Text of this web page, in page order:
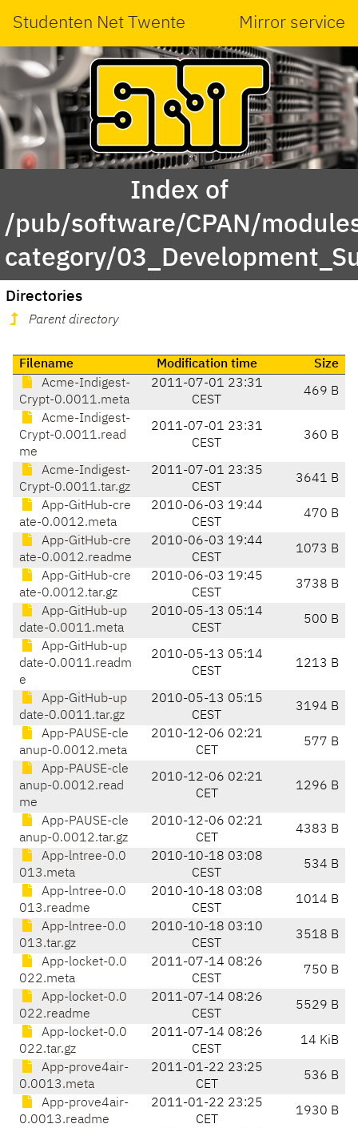
Studenten Net Twente Mirror service
Index of
/pub/software/CPAN/
category/
Directories
Parent directory
Filename Modification time
Size
Acme-Indigest-
Crypt-0.0011.meta
2011-07-01 23:31
CEST
469 B
Acme-Indigest-
Crypt-0.0011.read
me
2011-07-01 23:31
CEST
360 B
Acme-Indigest-
Crypt-0.0011.tar.gz
2011-07-01 23:35
CEST
3641 B
App-GitHub-cre
ate-0.0012.meta
2010-06-03 19:44
CEST
470 B
App-GitHub-cre
ate-0.0012.readme
2010-06-03 19:44
CEST
1073 B
App-GitHub-cre
ate-0.0012.tar.gz
2010-06-03 19:45
CEST
3738 B
App-GitHub-up
date-0.0011.meta
2010-05-13 05:14
CEST
500 B
App-GitHub-up
date-0.0011.readm
e
2010-05-13 05:14
CEST
1213 B
App-GitHub-up
date-0.0011.tar.gz
2010-05-13 05:15
CEST
3194 B
App-PAUSE-cle
anup-0.0012.meta
2010-12-06 02:21
CET
577 B
App-PAUSE-cle
anup-0.0012.read
me
2010-12-06 02:21
CET
1296 B
App-PAUSE-cle
anup-0.0012.tar.gz
2010-12-06 02:21
CET
4383 B
App-lntree-0.0
013.meta
2010-10-18 03:08
CEST
534 B
App-lntree-0.0
013.readme
2010-10-18 03:08
CEST
1014 B
App-lntree-0.0
013.tar.gz
2010-10-18 03:10
CEST
3518 B
App-locket-0.0
022.meta
2011-07-14 08:26
CEST
750 B
App-locket-0.0
022.readme
2011-07-14 08:26
CEST
5529 B
App-locket-0.0
022.tar.gz
2011-07-14 08:26
CEST
14 KiB
App-prove4air-
0.0013.meta
2011-01-22 23:25
CET
536 B
App-prove4air-
0.0013.readme
2011-01-22 23:25
CET
1930 B